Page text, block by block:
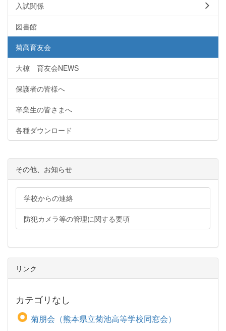
入試関係
図書館
菊高育友会
大椋 育友会NEWS
保護者の皆様へ
卒業生の皆さまへ
各種ダウンロード
その他、お知らせ
学校からの連絡
防犯カメラ等の管理に関する要項
リンク
カテゴリなし
菊朋会（熊本県立菊池高等学校同窓会）